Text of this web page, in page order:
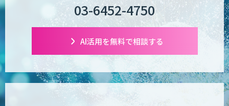
業務特化型AIエージェントの開発支援
「業務AIプロ」
Dify導入支援
03-6452-4750
AI活用を無料で相談する